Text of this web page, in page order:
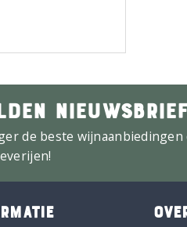
NIEUWSBRIEF
de beste wijnaanbiedingen